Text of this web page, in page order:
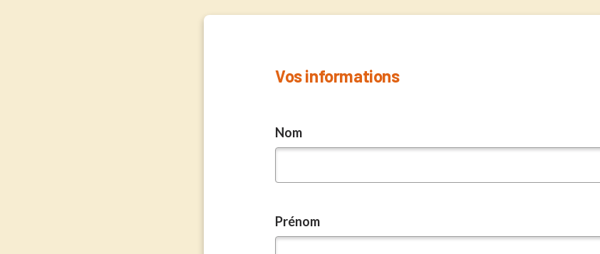
Vos informations
Nom
Prénom